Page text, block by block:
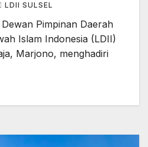
LDII SULSEL
Pimpinan Daerah
Islam Indonesia (LDII)
Marjono, menghadiri